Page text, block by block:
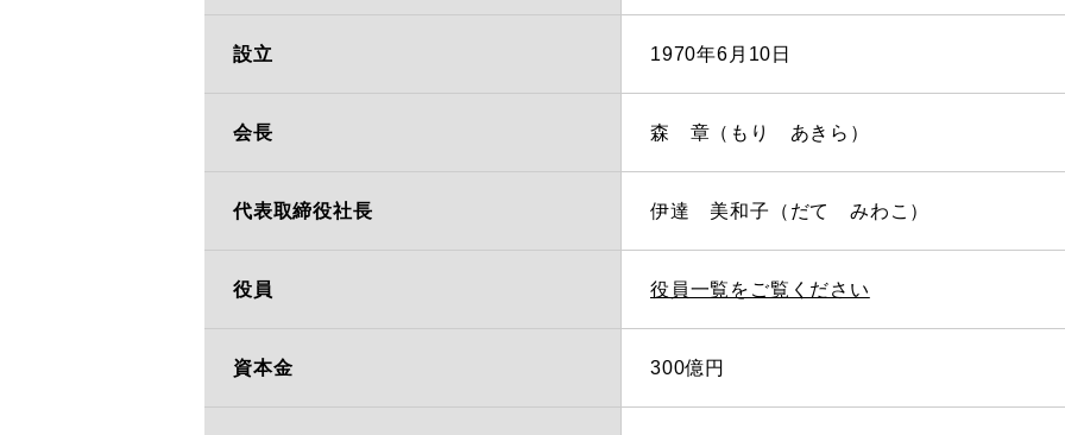
設立 1970年6月10日
会長 森 章（もり あきら）
代表取締役社長 伊達 美和子（だて みわこ）
役員 役員一覧をご覧ください
資本金 300億円